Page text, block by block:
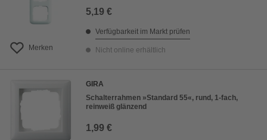
Merken
5,19 €
Verfügbarkeit im Markt prüfen
Nicht online erhältlich
GIRA
Schalterrahmen »Standard 55«, rund, 1-fach,
reinweiß glänzend
1,99 €